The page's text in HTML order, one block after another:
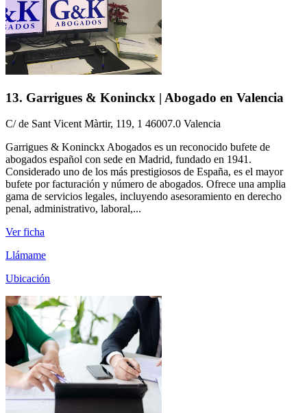
13. Garrigues & Koninckx | Abogado en Valencia
C/ de Sant Vicent Màrtir, 119, 1 46007.0 Valencia
Garrigues & Koninckx Abogados es un reconocido bufete de
abogados español con sede en Madrid, fundado en 1941.
Considerado uno de los más prestigiosos de España, es el mayor
bufete por facturación y número de abogados. Ofrece una amplia
gama de servicios legales, incluyendo asesoramiento en derecho
penal, administrativo, laboral,...
Ver ficha
Llámame
Ubicación